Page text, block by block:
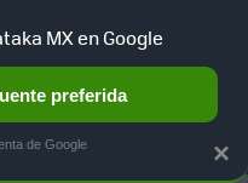
AUTO TERRITORIO
×
MX en Google
preferida
de Google